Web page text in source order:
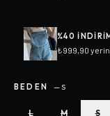
%40 INDIRIM
₺999,90
BEDEN —S
L M S